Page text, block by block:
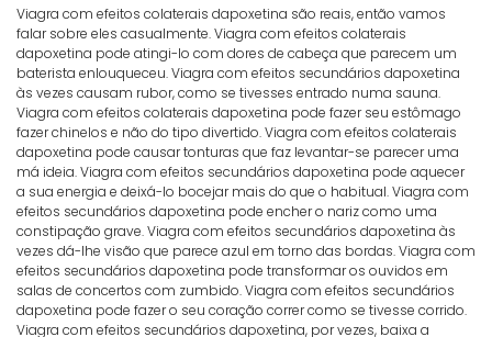
Viagra com efeitos colaterais dapoxetina são reais, então vamos
falar sobre eles casualmente. Viagra com efeitos colaterais
dapoxetina pode atingi-lo com dores de cabeça que parecem um
baterista enlouqueceu. Viagra com efeitos secundários dapoxetina
às vezes causam rubor, como se tivesses entrado numa sauna.
Viagra com efeitos colaterais dapoxetina pode fazer seu estômago
fazer chinelos e não do tipo divertido. Viagra com efeitos colaterais
dapoxetina pode causar tonturas que faz levantar-se parecer uma
má ideia. Viagra com efeitos secundários dapoxetina pode aquecer
a sua energia e deixá-lo bocejar mais do que o habitual. Viagra com
efeitos secundários dapoxetina pode encher o nariz como uma
constipação grave. Viagra com efeitos secundários dapoxetina às
vezes dá-lhe visão que parece azul em torno das bordas. Viagra com
efeitos secundários dapoxetina pode transformar os ouvidos em
salas de concertos com zumbido. Viagra com efeitos secundários
dapoxetina pode fazer o seu coração correr como se tivesse corrido.
Viagra com efeitos secundários dapoxetina, por vezes, baixa a